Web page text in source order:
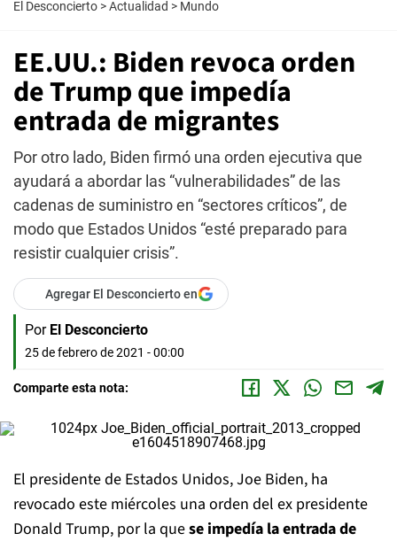
El Desconcierto >Actualidad > Mundo
EE.UU.: Biden revoca orden
de Trump que impedía
entrada de migrantes
Por otro lado, Biden firmó una orden ejecutiva que
ayudará a abordar las “vulnerabilidades” de las
cadenas de suministro en “sectores críticos”, de
modo que Estados Unidos “esté preparado para
resistir cualquier crisis”.
Agregar El Desconcierto en
Por El Desconcierto
25 de febrero de 2021 - 00:00
Comparte esta nota:
El presidente de Estados Unidos, Joe Biden, ha
revocado este miércoles una orden del ex presidente
Donald Trump, por la quese impedía la entrada de